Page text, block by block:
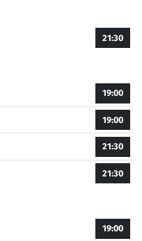
21:30
19:00
19:00
21:30
21:30
19:00